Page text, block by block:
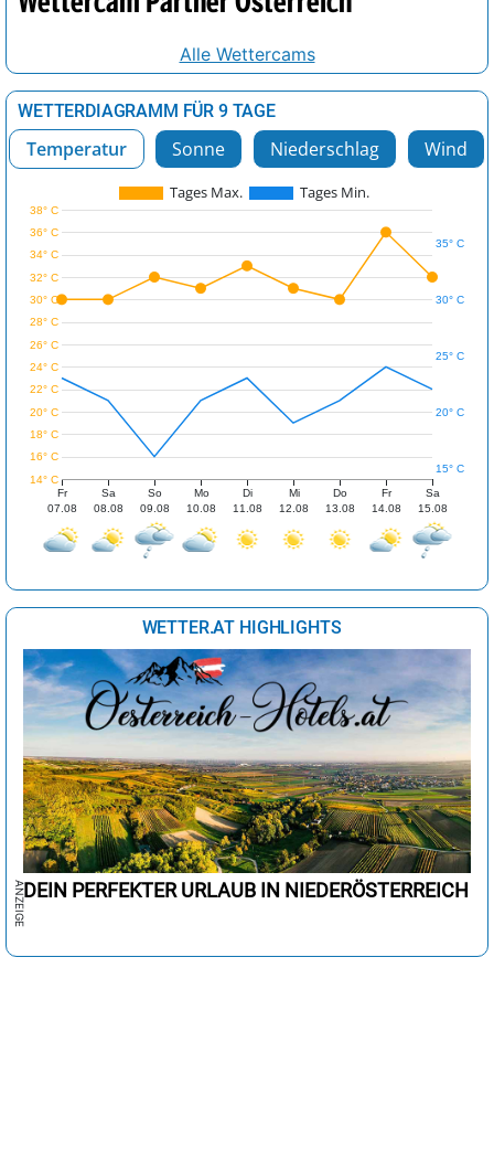
Alle Wettercams
WETTERDIAGRAMM FÜR 9 TAGE
Temperatur Sonne Niederschlag Wind
Tages Max. Tages Min.
Fr
07.08
Sa
08.08
So
09.08
Mo
10.08
Di
11.08
Mi
12.08
Do
13.08
Fr
14.08
Sa
15.08
14° C
16° C
18° C
20° C
22° C
24° C
26° C
28° C
30° C
32° C
34° C
36° C
38° C
15° C
20° C
25° C
30° C
35° C
WETTER.AT HIGHLIGHTS
DEIN PERFEKTER URLAUB IN NIEDERÖSTERREICH